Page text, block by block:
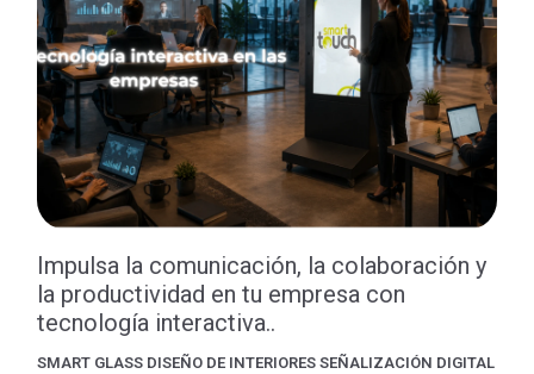
Impulsa la comunicación, la colaboración y
la productividad en tu empresa con
tecnología interactiva..
SMART GLASS DISEÑO DE INTERIORES SEÑALIZACIÓN DIGITAL